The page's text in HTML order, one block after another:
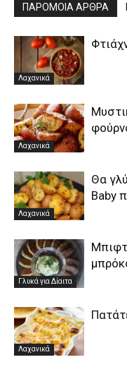
ΠΑΡΟΜΟΙΑ ΑΡΘΡΑ
Λαχανικά
Λαχανικά
Λαχανικά
Θα
Baby
Γλυκά για Δίαιτα
Λαχανικά